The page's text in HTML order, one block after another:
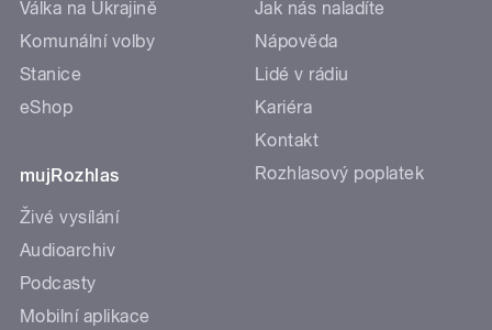
Válka na Ukrajině
Komunální volby
Stanice
eShop
mujRozhlas
Živé vysílání
Audioarchiv
Podcasty
Mobilní aplikace
Jak nás naladíte
Nápověda
Lidé v rádiu
Kariéra
Kontakt
Rozhlasový poplatek